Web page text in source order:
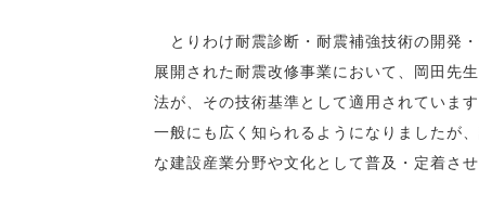
とりわけ耐震診断・耐震補強技術の開発
展開された耐震改修事業において、岡田先
法が、その技術基準として適用されていま
一般にも広く知られるようになりましたが
な建設産業分野や文化として普及・定着さ